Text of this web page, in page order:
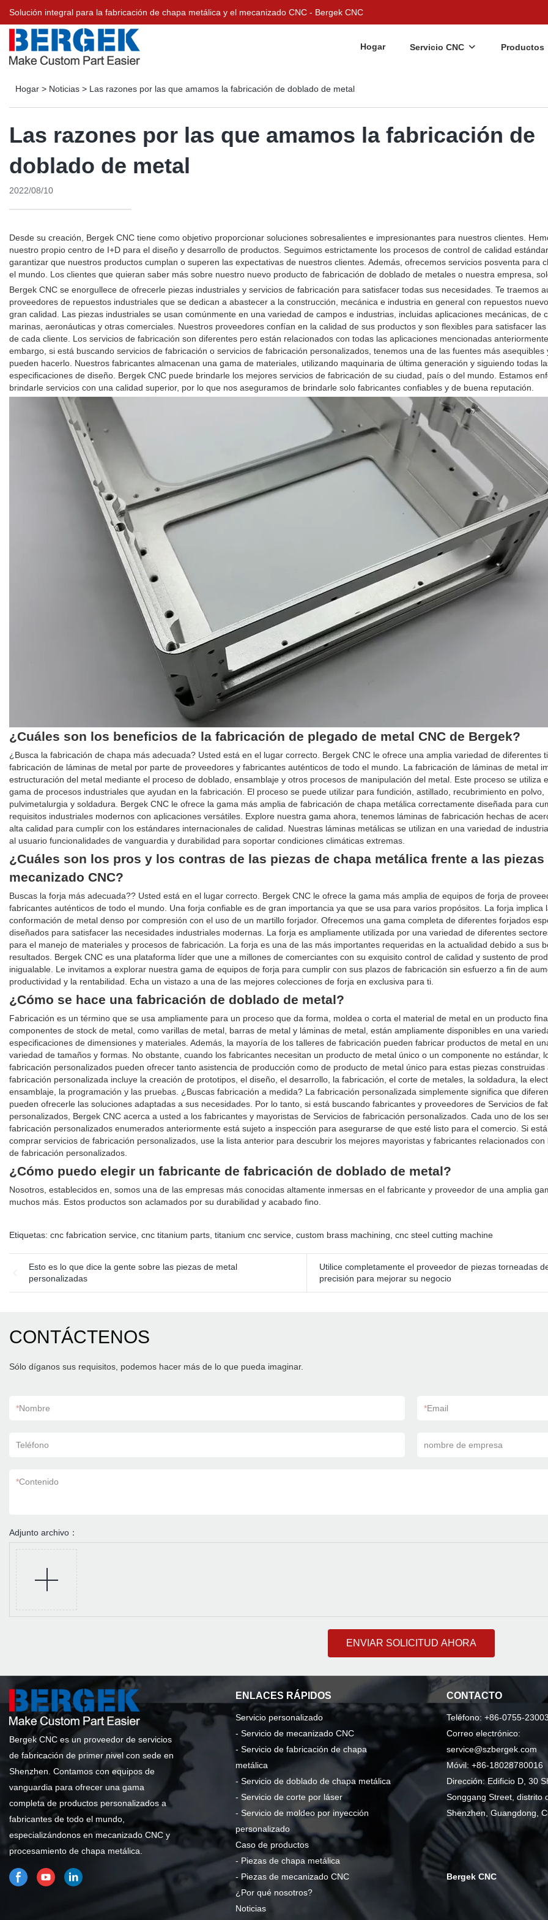
Solución integral para la fabricación de chapa metálica y el mecanizado CNC - Bergek CNC
Hogar Servicio CNC Productos
Hogar > Noticias > Las razones por las que amamos la fabricación de doblado de metal
Las razones por las que amamos la fabricación de
doblado de metal
2022/08/10
Desde su creación, Bergek CNC tiene como objetivo proporcionar soluciones sobresalientes e impresionantes para nuestros clientes.
nuestro propio centro de I+D para el diseño y desarrollo de productos. Seguimos estrictamente los procesos de control de calidad
garantizar que nuestros productos cumplan o superen las expectativas de nuestros clientes. Además, ofrecemos servicios posventa para
el mundo. Los clientes que quieran saber más sobre nuestro nuevo producto de fabricación de doblado de metales o nuestra empresa,
Bergek CNC se enorgullece de ofrecerle piezas industriales y servicios de fabricación para satisfacer todas sus necesidades. Te traemos
proveedores de repuestos industriales que se dedican a abastecer a la construcción, mecánica e industria en general con repuestos
gran calidad. Las piezas industriales se usan comúnmente en una variedad de campos e industrias, incluidas aplicaciones mecánicas, de
marinas, aeronáuticas y otras comerciales. Nuestros proveedores confían en la calidad de sus productos y son flexibles para satisfacer
de cada cliente. Los servicios de fabricación son diferentes pero están relacionados con todas las aplicaciones mencionadas
embargo, si está buscando servicios de fabricación o servicios de fabricación personalizados, tenemos una de las fuentes más asequibles
pueden hacerlo. Nuestros fabricantes almacenan una gama de materiales, utilizando maquinaria de última generación y siguiendo todas
especificaciones de diseño. Bergek CNC puede brindarle los mejores servicios de fabricación de su ciudad, país o del mundo. Estamos
brindarle servicios con una calidad superior, por lo que nos aseguramos de brindarle solo fabricantes confiables y de buena reputación.
¿Cuáles son los beneficios de la fabricación de plegado de metal CNC de Bergek?
¿Busca la fabricación de chapa más adecuada? Usted está en el lugar correcto. Bergek CNC le ofrece una amplia variedad de diferentes
fabricación de láminas de metal por parte de proveedores y fabricantes auténticos de todo el mundo. La fabricación de láminas de metal
estructuración del metal mediante el proceso de doblado, ensamblaje y otros procesos de manipulación del metal. Este proceso se utiliza
gama de procesos industriales que ayudan en la fabricación. El proceso se puede utilizar para fundición, astillado, recubrimiento en polvo,
pulvimetalurgia y soldadura. Bergek CNC le ofrece la gama más amplia de fabricación de chapa metálica correctamente diseñada para
requisitos industriales modernos con aplicaciones versátiles. Explore nuestra gama ahora, tenemos láminas de fabricación hechas de
alta calidad para cumplir con los estándares internacionales de calidad. Nuestras láminas metálicas se utilizan en una variedad de
al usuario funcionalidades de vanguardia y durabilidad para soportar condiciones climáticas extremas.
¿Cuáles son los pros y los contras de las piezas de chapa metálica frente a las piezas
mecanizado CNC?
Buscas la forja más adecuada?? Usted está en el lugar correcto. Bergek CNC le ofrece la gama más amplia de equipos de forja de
fabricantes auténticos de todo el mundo. Una forja confiable es de gran importancia ya que se usa para varios propósitos. La forja implica
conformación de metal denso por compresión con el uso de un martillo forjador. Ofrecemos una gama completa de diferentes forjados
diseñados para satisfacer las necesidades industriales modernas. La forja es ampliamente utilizada por una variedad de diferentes
para el manejo de materiales y procesos de fabricación. La forja es una de las más importantes requeridas en la actualidad debido a sus
resultados. Bergek CNC es una plataforma líder que une a millones de comerciantes con su exquisito control de calidad y sustento de
inigualable. Le invitamos a explorar nuestra gama de equipos de forja para cumplir con sus plazos de fabricación sin esfuerzo a fin de
productividad y la rentabilidad. Echa un vistazo a una de las mejores colecciones de forja en exclusiva para ti.
¿Cómo se hace una fabricación de doblado de metal?
Fabricación es un término que se usa ampliamente para un proceso que da forma, moldea o corta el material de metal en un producto
componentes de stock de metal, como varillas de metal, barras de metal y láminas de metal, están ampliamente disponibles en una
especificaciones de dimensiones y materiales. Además, la mayoría de los talleres de fabricación pueden fabricar productos de metal en
variedad de tamaños y formas. No obstante, cuando los fabricantes necesitan un producto de metal único o un componente no estándar,
fabricación personalizados pueden ofrecer tanto asistencia de producción como de producto de metal único para estas piezas construidas
fabricación personalizada incluye la creación de prototipos, el diseño, el desarrollo, la fabricación, el corte de metales, la soldadura, la
ensamblaje, la programación y las pruebas. ¿Buscas fabricación a medida? La fabricación personalizada simplemente significa que
pueden ofrecerle las soluciones adaptadas a sus necesidades. Por lo tanto, si está buscando fabricantes y proveedores de Servicios de
personalizados, Bergek CNC acerca a usted a los fabricantes y mayoristas de Servicios de fabricación personalizados. Cada uno de los
fabricación personalizados enumerados anteriormente está sujeto a inspección para asegurarse de que esté listo para el comercio. Si
comprar servicios de fabricación personalizados, use la lista anterior para descubrir los mejores mayoristas y fabricantes relacionados con
de fabricación personalizados.
¿Cómo puedo elegir un fabricante de fabricación de doblado de metal?
Nosotros, establecidos en, somos una de las empresas más conocidas altamente inmersas en el fabricante y proveedor de una amplia
muchos más. Estos productos son aclamados por su durabilidad y acabado fino.
Etiquetas: cnc fabrication service cnc titanium parts titanium cnc service custom brass machining cnc steel cutting machine
Esto es lo que dice la gente sobre las piezas de metal
personalizadas
Utilice completamente el proveedor de piezas torneadas
precisión para mejorar su negocio
CONTÁCTENOS
Sólo díganos sus requisitos, podemos hacer más de lo que pueda imaginar.
*Nombre *Email
Teléfono nombre de empresa
*Contenido
Adjunto archivo：
ENVIAR SOLICITUD AHORA
Bergek CNC es un proveedor de servicios
de fabricación de primer nivel con sede en
Shenzhen. Contamos con equipos de
vanguardia para ofrecer una gama
completa de productos personalizados a
fabricantes de todo el mundo,
especializándonos en mecanizado CNC y
procesamiento de chapa metálica.
ENLACES RÁPIDOS
Servicio personalizado
- Servicio de mecanizado CNC
- Servicio de fabricación de chapa
metálica
- Servicio de doblado de chapa metálica
- Servicio de corte por láser
- Servicio de moldeo por inyección
personalizado
Caso de productos
- Piezas de chapa metálica
- Piezas de mecanizado CNC
¿Por qué nosotros?
Noticias
CONTACTO
Teléfono: +86-0755-
Correo electrónico:
service@szbergek.com
Móvil: +86-18028780016
Dirección: Edificio D, 30
Songgang Street, distrito
Shenzhen, Guangdong,
Bergek CNC